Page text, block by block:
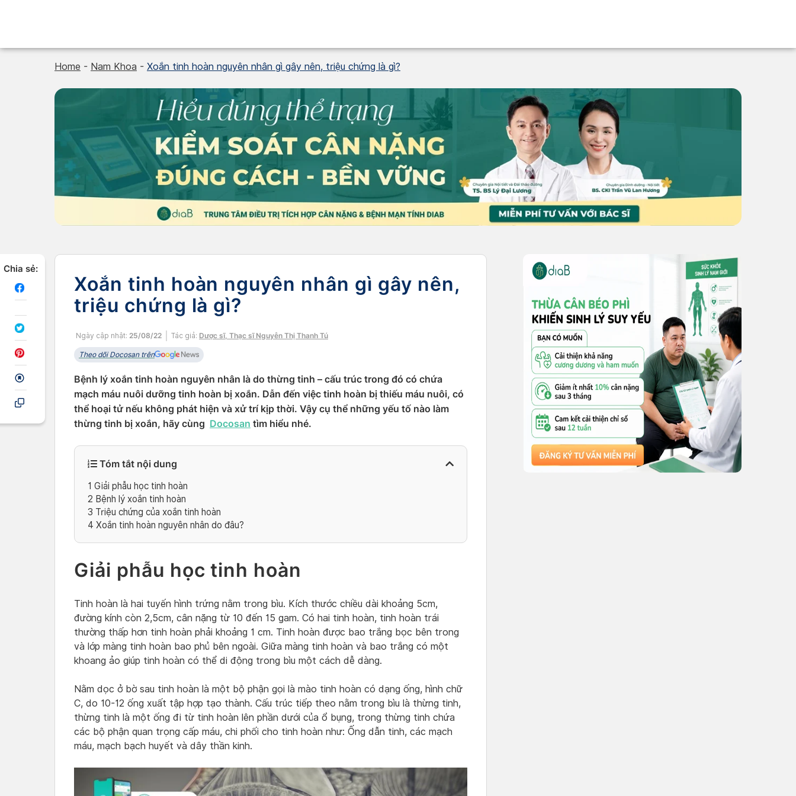
Home - Nam Khoa - Xoắn tinh hoàn nguyên nhân gì gây nên, triệu chứng là gì?
Chia sẻ:
Xoắn tinh hoàn nguyên nhân gì gây nên,
triệu chứng là gì?
Ngày cập nhật: 25/08/22 Tác giả: Dược sĩ, Thạc sĩ Nguyễn Thị Thanh Tú
Theo dõi Docosan trên
Bệnh lý xoắn tinh hoàn nguyên nhân là do thừng tinh – cấu trúc trong đó có chứa
mạch máu nuôi dưỡng tinh hoàn bị xoắn. Dẫn đến việc tinh hoàn bị thiếu máu nuôi, có
thể hoại tử nếu không phát hiện và xử trí kịp thời. Vậy cụ thể những yếu tố nào làm
thừng tinh bị xoắn, hãy cùng Docosan tìm hiểu nhé.
Tóm tắt nội dung
1 Giải phẫu học tinh hoàn
2 Bệnh lý xoắn tinh hoàn
3 Triệu chứng của xoắn tinh hoàn
4 Xoắn tinh hoàn nguyên nhân do đâu?
Giải phẫu học tinh hoàn
Tinh hoàn là hai tuyến hình trứng nằm trong bìu. Kích thước chiều dài khoảng 5cm,
đường kính còn 2,5cm, cân nặng từ 10 đến 15 gam. Có hai tinh hoàn, tinh hoàn trái
thường thấp hơn tinh hoàn phải khoảng 1 cm. Tinh hoàn được bao trắng bọc bên trong
và lớp màng tinh hoàn bao phủ bên ngoài. Giữa màng tinh hoàn và bao trắng có một
khoang ảo giúp tinh hoàn có thể di động trong bìu một cách dễ dàng.
Nằm dọc ở bờ sau tinh hoàn là một bộ phận gọi là mào tinh hoàn có dạng ống, hình chữ
C, do 10-12 ống xuất tập hợp tạo thành. Cấu trúc tiếp theo nằm trong bìu là thừng tinh,
thừng tinh là một ống đi từ tinh hoàn lên phần dưới của ổ bụng, trong thừng tinh chứa
các bộ phận quan trọng cấp máu, chi phối cho tinh hoàn như: Ống dẫn tinh, các mạch
máu, mạch bạch huyết và dây thần kinh.